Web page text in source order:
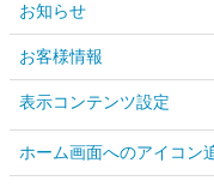
お知らせ
お客様情報
表示コンテンツ設定
ホーム画面へのアイコン